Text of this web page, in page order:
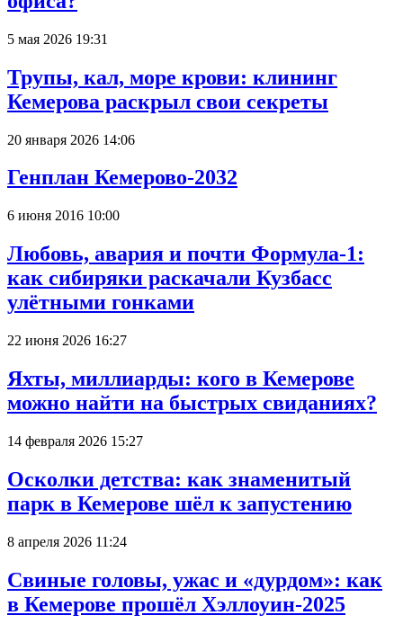
5 мая 2026 19:31
Трупы, кал, море крови: клининг
Кемерова раскрыл свои секреты
20 января 2026 14:06
Генплан Кемерово-2032
6 июня 2016 10:00
Любовь, авария и почти Формула-1:
как сибиряки раскачали Кузбасс
улётными гонками
22 июня 2026 16:27
Яхты, миллиарды: кого в Кемерове
можно найти на быстрых свиданиях?
14 февраля 2026 15:27
Осколки детства: как знаменитый
парк в Кемерове шёл к запустению
8 апреля 2026 11:24
Свиные головы, ужас и «дурдом»: как
в Кемерове прошёл Хэллоуин-2025